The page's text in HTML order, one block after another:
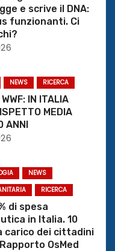
e scrive il DNA:
funzionanti. Ci
NEWS RICERCA
IN ITALIA
MEDIA
ANNI
NEWS
RICERCA
di spesa
in Italia. 10
carico dei cittadini
OsMed